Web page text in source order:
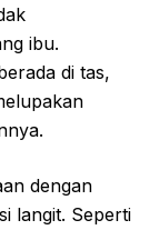
ibu.
di tas,
dengan
langit. Seperti